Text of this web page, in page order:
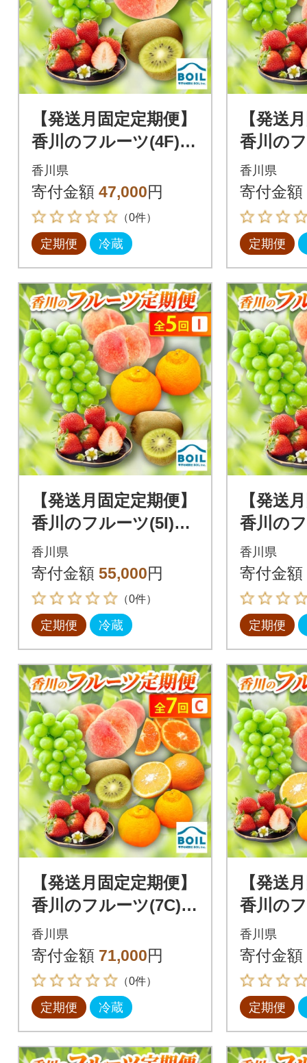
【発送月固定定期便】
香川のフルーツ(4F)全
4回
香川県
寄付金額 47,000円
（0件）
定期便 冷蔵
【発送
香川の
5回
香川県
寄付金額
定期便
【発送月固定定期便】
香川のフルーツ(5I)全
5回
香川県
寄付金額 55,000円
（0件）
定期便 冷蔵
【発送
香川の
5回
香川県
寄付金額
定期便
【発送月固定定期便】
香川のフルーツ(7C)全
7回
香川県
寄付金額 71,000円
（0件）
定期便 冷蔵
【発送
香川の
8回
香川県
寄付金額
定期便